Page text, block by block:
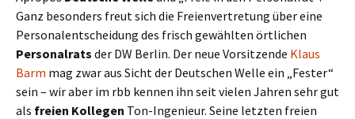
Ganz besonders freut sich die Freienvertretung über eine
Personalentscheidung des frisch gewählten örtlichen
Personalrats der DW Berlin. Der neue Vorsitzende Klaus
Barm mag zwar aus Sicht der Deutschen Welle ein „Fester“
sein – wir aber im rbb kennen ihn seit vielen Jahren sehr gut
als freien Kollegen Ton-Ingenieur. Seine letzten freien